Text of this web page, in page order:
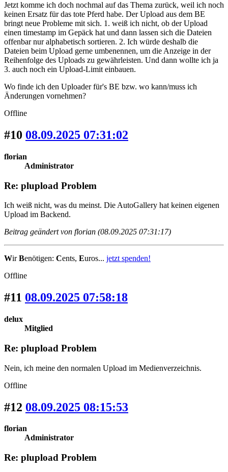
Jetzt komme ich doch nochmal auf das Thema zurück, weil ich noch
keinen Ersatz für das tote Pferd habe. Der Upload aus dem BE
bringt neue Probleme mit sich. 1. weiß ich nicht, ob der Upload
einen timestamp im Gepäck hat und dann lassen sich die Dateien
offenbar nur alphabetisch sortieren. 2. Ich würde deshalb die
Dateien beim Upload gerne umbenennen, um die Anzeige in der
Reihenfolge des Uploads zu gewährleisten. Und dann wollte ich ja
3. auch noch ein Upload-Limit einbauen.
Wo finde ich den Uploader für's BE bzw. wo kann/muss ich
Änderungen vornehmen?
Offline
#10 08.09.2025 07:31:02
florian
Administrator
Re: plupload Problem
Ich weiß nicht, was du meinst. Die AutoGallery hat keinen eigenen
Upload im Backend.
Beitrag geändert von florian (08.09.2025 07:31:17)
WirBenötigen: Cents, Euros... jetzt spenden!
Offline
#11 08.09.2025 07:58:18
delux
Mitglied
Re: plupload Problem
Nein, ich meine den normalen Upload im Medienverzeichnis.
Offline
#12 08.09.2025 08:15:53
florian
Administrator
Re: plupload Problem